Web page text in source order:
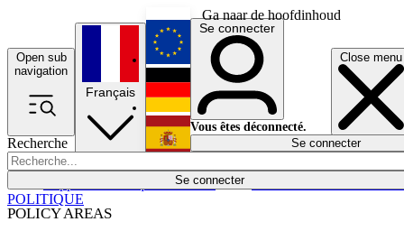
Ga naar de hoofdinhoud
Open sub
navigation
Close menu
Recherche
Se connecter
POLICY AREAS
Économie
Français
English
Deutsch
Español
Se connecter
Vous êtes déconnecté.
Se connecter
POLITIQUE